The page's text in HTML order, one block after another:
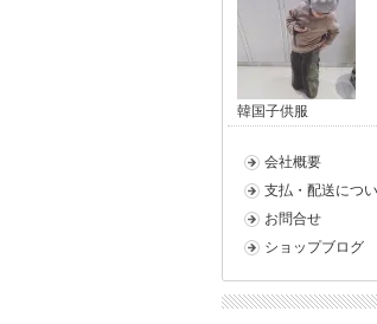
韓国子供服
会社概要
支払・配送につ
お問合せ
ショップブログ